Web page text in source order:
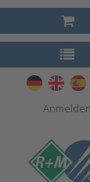
Anmelden